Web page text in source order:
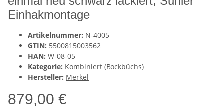
Einhakmontage
Artikelnummer: N-4005
GTIN: 5500815003562
HAN: W-08-05
Kategorie: Kombiniert (Bockbüchs)
Hersteller: Merkel
879,00 €